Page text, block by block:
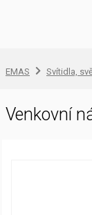
EMAS Svítidla,
Venkovní